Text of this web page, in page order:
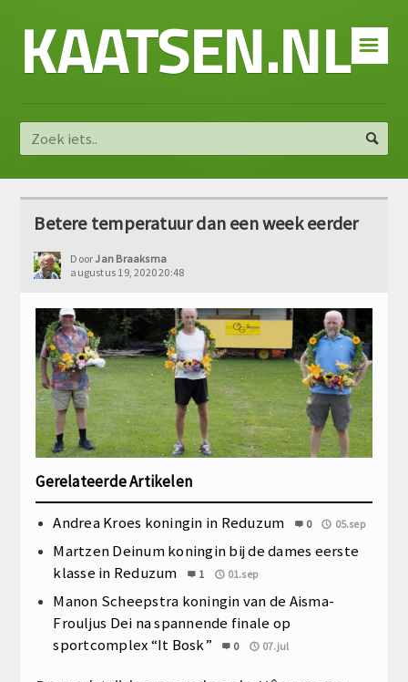
☰
KAATSEN.NL
Betere temperatuur dan een week eerder
DoorJan Braaksma
augustus 19, 2020 20:48
Gerelateerde Artikelen
Andrea Kroes koningin in Reduzum 0 05.sep
Martzen Deinum koningin bij de dames eerste
klasse in Reduzum
1 01.sep
Manon Scheepstra koningin van de Aisma-
Frouljus Dei na spannende finale op
sportcomplex “It Bosk”
0 07.jul